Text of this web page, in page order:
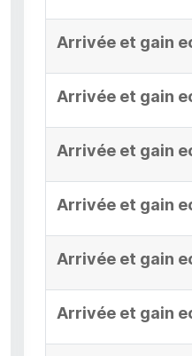
Arrivée et gain
Arrivée et gain
Arrivée et gain
Arrivée et gain
Arrivée et gain
Arrivée et gain